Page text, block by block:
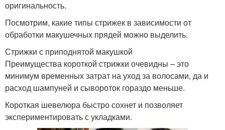
оригинальность.
Посмотрим, какие типы стрижек в зависимости от
обработки макушечных прядей можно выделить.
Стрижки с приподнятой макушкой
Преимущества короткой стрижки очевидны – это
минимум временных затрат на уход за волосами, да и
расход шампуней и сывороток гораздо меньше.
Короткая шевелюра быстро сохнет и позволяет
экспериментировать с укладками.